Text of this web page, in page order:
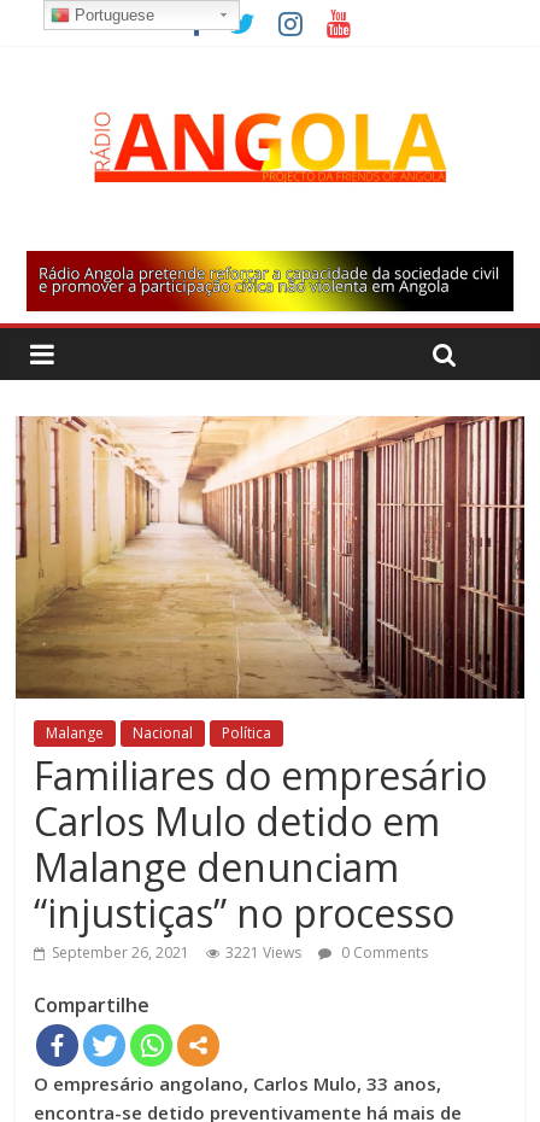
Malange Nacional Política
Familiares do empresário
Carlos Mulo detido em
Malange denunciam
“injustiças” no processo
September 26, 2021 3221 Views 0 Comments
Compartilhe
O empresário angolano, Carlos Mulo, 33 anos,
encontra-se detido preventivamente há mais de
Portuguese